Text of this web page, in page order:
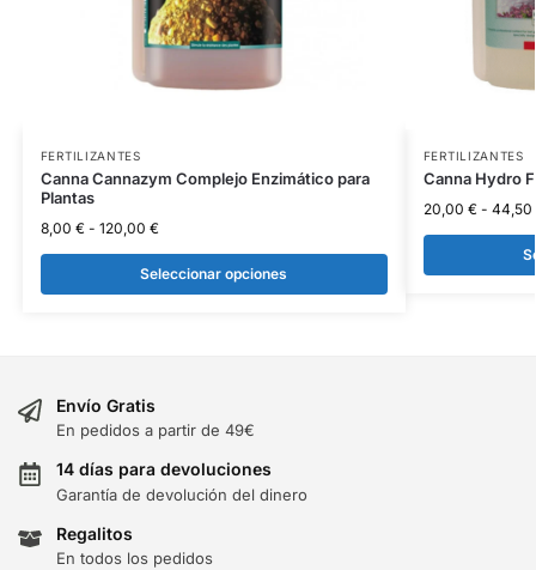
FERTILIZANTES
Canna Cannazym Complejo Enzimático para
Plantas
8,00 € - 120,00 €
Seleccionar opciones
FERTILIZANTES
Canna Hydro
20,00 € - 44,50
Envío Gratis
En pedidos a partir de 49€
14 días para devoluciones
Garantía de devolución del dinero
Regalitos
En todos los pedidos